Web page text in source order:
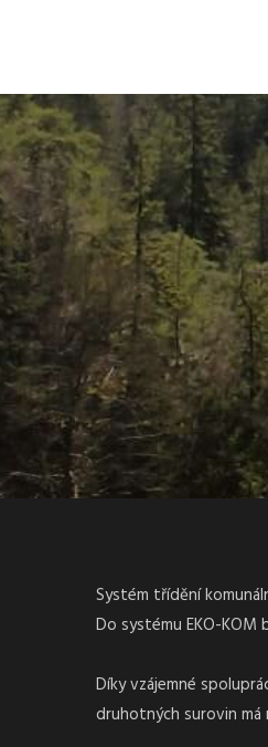
Systém třídění
Do systému EKO-KOM
Díky vzájemné
druhotných surovin